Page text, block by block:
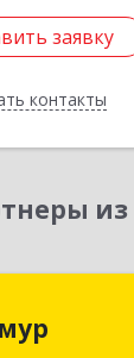
заявку
контакты
заявку
Назад
из